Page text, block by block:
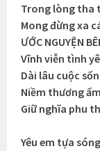
Trong lòng tha
Mong đừng xa
ƯỚC NGUYỆN
Vĩnh viễn tình
Dài lâu cuộc
Niềm thương
Giữ nghĩa phu
Yêu em tựa